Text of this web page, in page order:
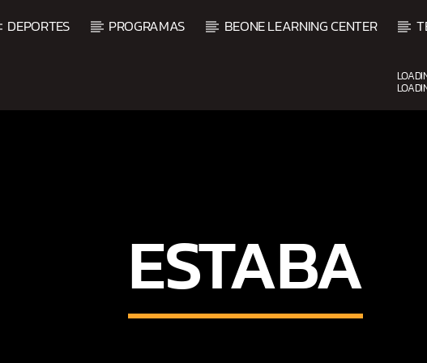
DEPORTES PROGRAMAS BEONE LEARNING CENTER
ESTABA